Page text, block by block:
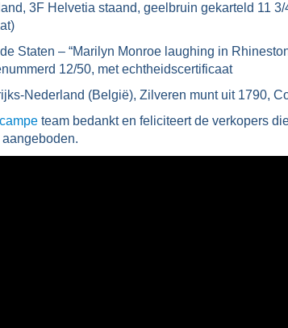
3F Helvetia staand, geelbruin gekarteld 11
Staten – “Marilyn Monroe laughing in
12/50, met echtheidscertificaat
Nederland (België), Zilveren munt uit 1790,
team bedankt en feliciteert de verkopers
aangeboden.